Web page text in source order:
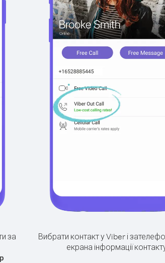
за
Вибрати контакт у Viber і
екрана інформації